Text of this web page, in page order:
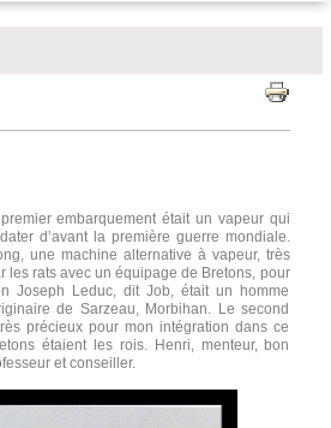
embarquement était un vapeur qui
d’avant la première guerre mondiale.
une machine alternative à vapeur, très
les rats avec un équipage de Bretons, pour
Joseph Leduc, dit Job, était un homme
de Sarzeau, Morbihan. Le second
précieux pour mon intégration dans ce
étaient les rois. Henri, menteur, bon
et conseiller.